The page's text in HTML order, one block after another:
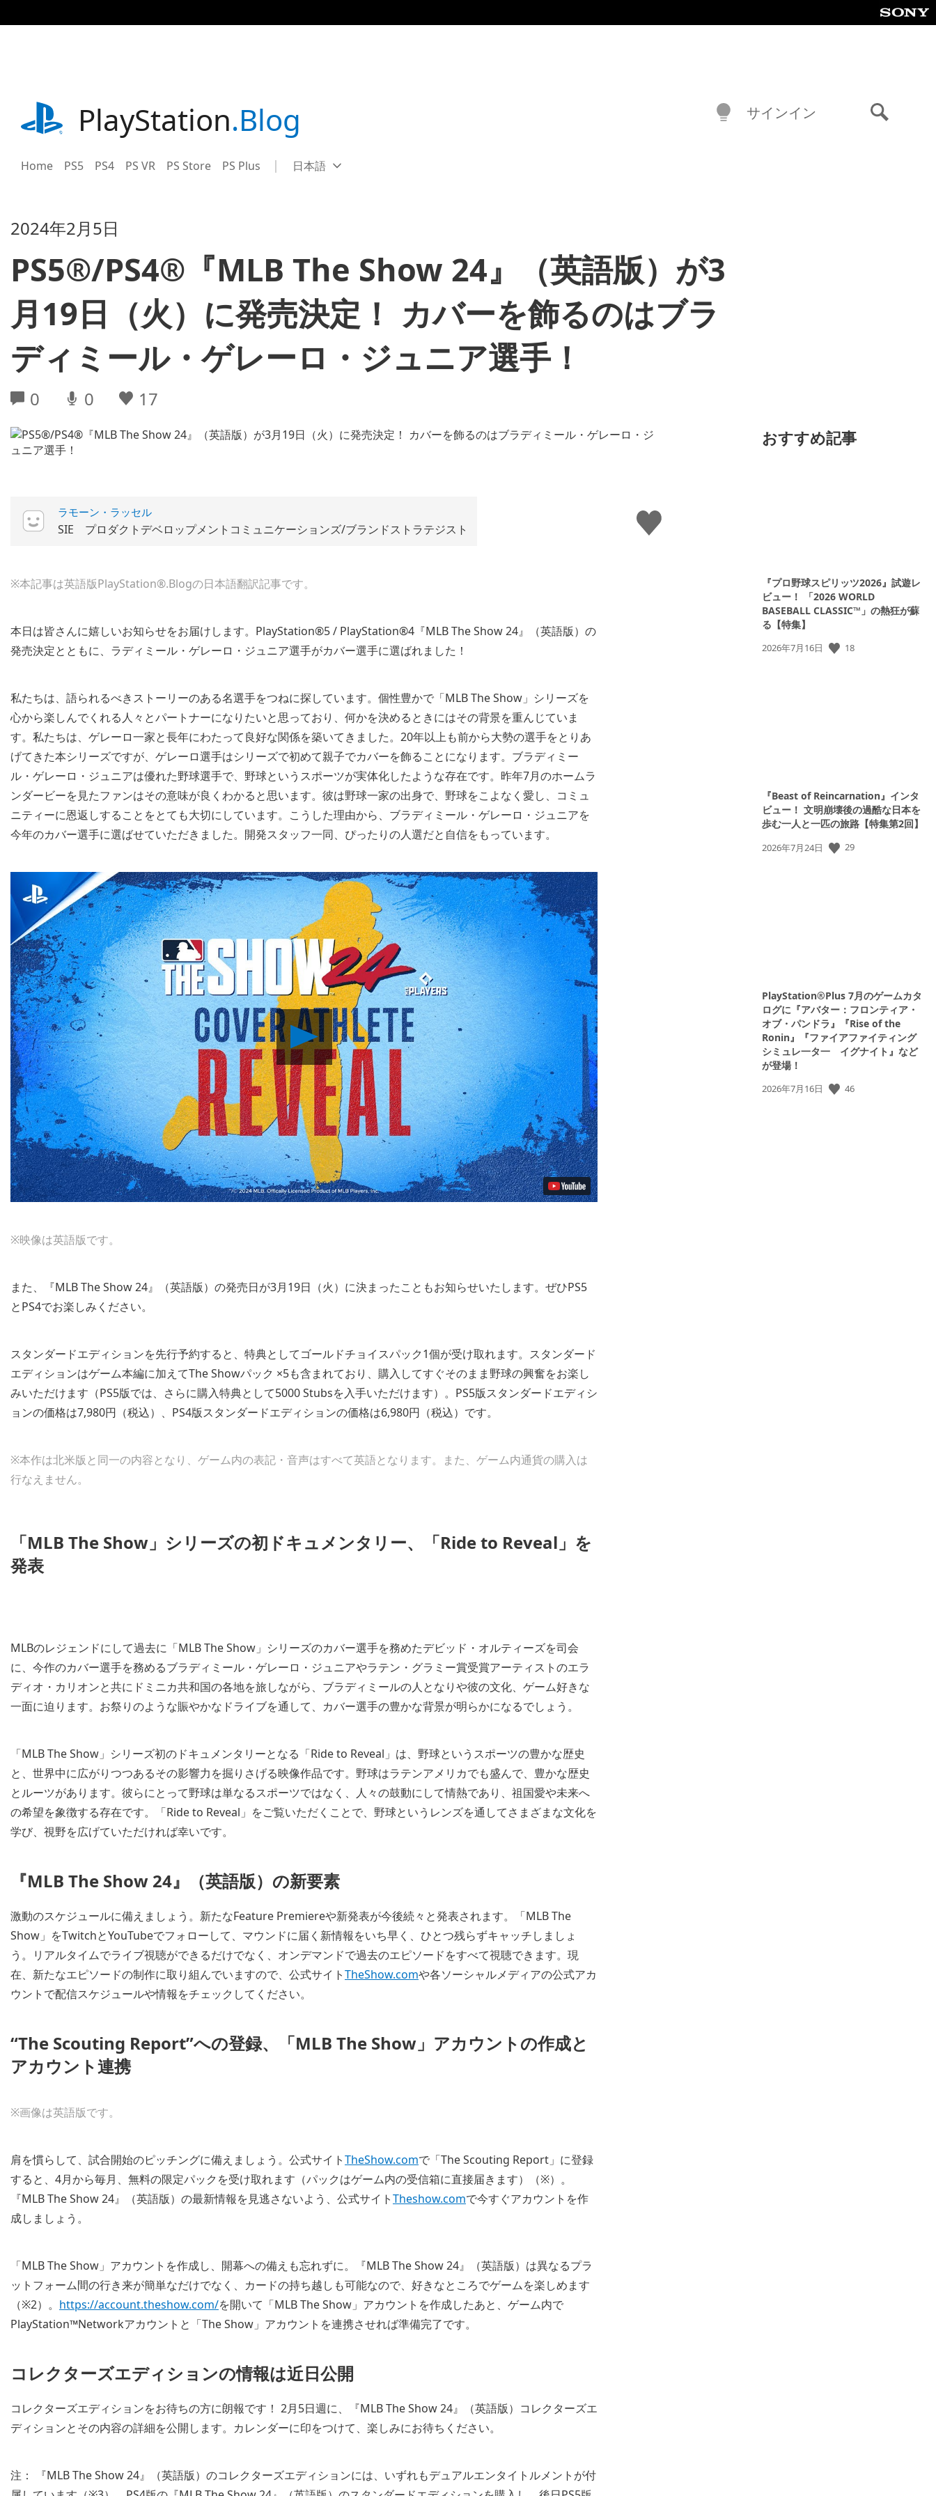
事
playstation.comPlayStation.Blog
Home PS5 PS4 PS VR PS Store PS Plus Select
Current
日本語
サインイン
2024年2月5日
PS5®/PS4®『MLB The Show 24』（英語版）が3
月19日（火）に発売決定！ カバーを飾るのはブラ
ディミール・ゲレーロ・ジュニア選手！
0 0 17
い
い
ね
ラモーン・ラッセル
SIE プロダクトデベロップメントコミュニケーションズ/ブランドストラテジスト
※本記事は英語版PlayStation®.Blogの日本語翻訳記事です。
本日は皆さんに嬉しいお知らせをお届けします。PlayStation®5 / PlayStation®4『MLB The Show 24』（英語版）の
発売決定とともに、ラディミール・ゲレーロ・ジュニア選手がカバー選手に選ばれました！
私たちは、語られるべきストーリーのある名選手をつねに探しています。個性豊かで「MLB The Show」シリーズを
心から楽しんでくれる人々とパートナーになりたいと思っており、何かを決めるときにはその背景を重んじていま
す。私たちは、ゲレーロ一家と長年にわたって良好な関係を築いてきました。20年以上も前から大勢の選手をとりあ
げてきた本シリーズですが、ゲレーロ選手はシリーズで初めて親子でカバーを飾ることになります。ブラディミー
ル・ゲレーロ・ジュニアは優れた野球選手で、野球というスポーツが実体化したような存在です。昨年7月のホームラ
ンダービーを見たファンはその意味が良くわかると思います。彼は野球一家の出身で、野球をこよなく愛し、コミュ
ニティーに恩返しすることをとても大切にしています。こうした理由から、ブラディミール・ゲレーロ・ジュニアを
今年のカバー選手に選ばせていただきました。開発スタッフ一同、ぴったりの人選だと自信をもっています。
Play
Video
※映像は英語版です。
また、『MLB The Show 24』（英語版）の発売日が3月19日（火）に決まったこともお知らせいたします。ぜひPS5
とPS4でお楽しみください。
スタンダードエディションを先行予約すると、特典としてゴールドチョイスパック1個が受け取れます。スタンダード
エディションはゲーム本編に加えてThe Showパック ×5も含まれており、購入してすぐそのまま野球の興奮をお楽し
みいただけます（PS5版では、さらに購入特典として5000 Stubsを入手いただけます）。PS5版スタンダードエディシ
ョンの価格は7,980円（税込）、PS4版スタンダードエディションの価格は6,980円（税込）です。
※本作は北米版と同一の内容となり、ゲーム内の表記・音声はすべて英語となります。また、ゲーム内通貨の購入は
行なえません。
「MLB The Show」シリーズの初ドキュメンタリー、「Ride to Reveal」を
発表
MLBのレジェンドにして過去に「MLB The Show」シリーズのカバー選手を務めたデビッド・オルティーズを司会
に、今作のカバー選手を務めるブラディミール・ゲレーロ・ジュニアやラテン・グラミー賞受賞アーティストのエラ
ディオ・カリオンと共にドミニカ共和国の各地を旅しながら、ブラディミールの人となりや彼の文化、ゲーム好きな
一面に迫ります。お祭りのような賑やかなドライブを通して、カバー選手の豊かな背景が明らかになるでしょう。
「MLB The Show」シリーズ初のドキュメンタリーとなる「Ride to Reveal」は、野球というスポーツの豊かな歴史
と、世界中に広がりつつあるその影響力を掘りさげる映像作品です。野球はラテンアメリカでも盛んで、豊かな歴史
とルーツがあります。彼らにとって野球は単なるスポーツではなく、人々の鼓動にして情熱であり、祖国愛や未来へ
の希望を象徴する存在です。「Ride to Reveal」をご覧いただくことで、野球というレンズを通してさまざまな文化を
学び、視野を広げていただければ幸いです。
『MLB The Show 24』（英語版）の新要素
激動のスケジュールに備えましょう。新たなFeature Premiereや新発表が今後続々と発表されます。「MLB The
Show」をTwitchとYouTubeでフォローして、マウンドに届く新情報をいち早く、ひとつ残らずキャッチしましょ
う。リアルタイムでライブ視聴ができるだけでなく、オンデマンドで過去のエピソードをすべて視聴できます。現
在、新たなエピソードの制作に取り組んでいますので、公式サイトTheShow.comや各ソーシャルメディアの公式アカ
ウントで配信スケジュールや情報をチェックしてください。
“The Scouting Report”への登録、「MLB The Show」アカウントの作成と
アカウント連携
※画像は英語版です。
肩を慣らして、試合開始のピッチングに備えましょう。公式サイトTheShow.comで「The Scouting Report」に登録
すると、4月から毎月、無料の限定パックを受け取れます（パックはゲーム内の受信箱に直接届きます）（※）。
『MLB The Show 24』（英語版）の最新情報を見逃さないよう、公式サイトTheshow.comで今すぐアカウントを作
成しましょう。
「MLB The Show」アカウントを作成し、開幕への備えも忘れずに。『MLB The Show 24』（英語版）は異なるプラ
ットフォーム間の行き来が簡単なだけでなく、カードの持ち越しも可能なので、好きなところでゲームを楽しめます
（※2）。 https://account.theshow.com/を開いて「MLB The Show」アカウントを作成したあと、ゲーム内で
PlayStation™Networkアカウントと「The Show」アカウントを連携させれば準備完了です。
コレクターズエディションの情報は近日公開
コレクターズエディションをお待ちの方に朗報です！ 2月5日週に、『MLB The Show 24』（英語版）コレクターズエ
ディションとその内容の詳細を公開します。カレンダーに印をつけて、楽しみにお待ちください。
注： 『MLB The Show 24』（英語版）のコレクターズエディションには、いずれもデュアルエンタイトルメントが付
おすすめ記事
『プロ野球スピリッツ2026』試遊レ
ビュー！ 「2026 WORLD
BASEBALL CLASSIC™」の熱狂が蘇
る【特集】
公
2026年7月16日 18
『Beast of Reincarnation』インタ
ビュー！ 文明崩壊後の過酷な日本を
歩む一人と一匹の旅路【特集第2回】
公
2026年7月24日 29
PlayStation®Plus 7月のゲームカタ
ログに『アバター：フロンティア・
オブ・パンドラ』『Rise of the
Ronin』『ファイアファイティング
シミュレ一タ一 イグナイト』など
が登場！
公
2026年7月16日 46